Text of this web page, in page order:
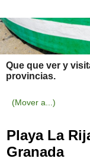
Que que ver y
provincias.
Playa La
Granada